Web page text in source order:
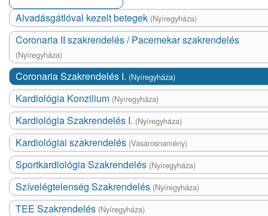
Alvadásgátlóval kezelt betegek (Nyíregyháza)
Coronaria II szakrendelés / Pacemekar szakrendelés
(Nyíregyháza)
Coronaria Szakrendelés I. (Nyíregyháza)
Kardiológia Konzilium (Nyíregyháza)
Kardiológia Szakrendelés I. (Nyíregyháza)
Kardiológiai szakrendelés (Vásárosnamény)
Sportkardiológia Szakrendelés (Nyíregyháza)
Szívelégtelenség Szakrendelés (Nyíregyháza)
TEE Szakrendelés (Nyíregyháza)